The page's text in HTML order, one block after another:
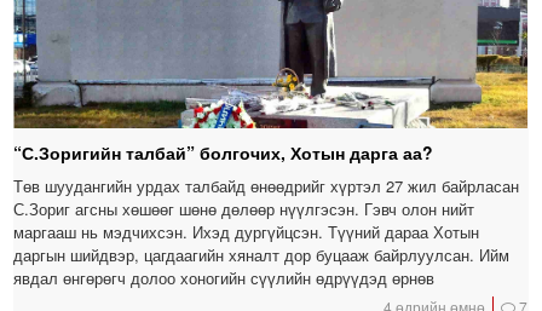
“С.Зоригийн талбай” болгочих, Хотын дарга аа?
Төв шуудангийн урдах талбайд өнөөдрийг хүртэл 27 жил байрласан
С.Зориг агсны хөшөөг шөнө дөлөөр нүүлгэсэн. Гэвч олон нийт
маргааш нь мэдчихсэн. Ихэд дургүйцсэн. Түүний дараа Хотын
даргын шийдвэр, цагдаагийн хяналт дор буцааж байрлуулсан. Ийм
явдал өнгөрөгч долоо хоногийн сүүлийн өдрүүдэд өрнөв
4 өдрийн өмнө 7